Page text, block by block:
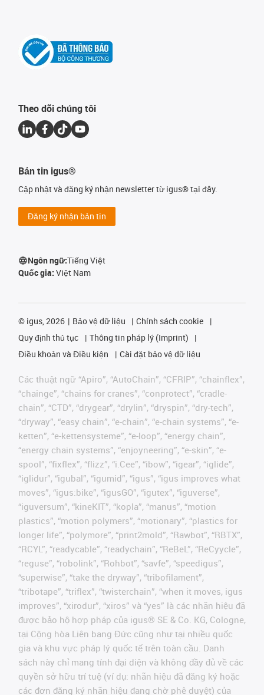
Theo dõi chúng tôi
Bản tin igus®
Cập nhật và đăng ký nhận newsletter từ igus® tại đây.
Đăng ký nhận bản tin
Ngôn ngữ:Tiếng Việt
Quốc gia: Việt Nam
© igus, 2026 Bảo vệ dữ liệu
Chính sách cookie
Quy định thủ tục
Thông tin pháp lý (Imprint)
Điều khoản và Điều kiện
Cài đặt bảo vệ dữ liệu
Các thuật ngữ “Apiro”, “AutoChain”, “CFRIP”, “chainflex”,
“chainge”, “chains for cranes”, “conprotect”, “cradle-
chain”, “CTD”, “drygear”, “drylin”, “dryspin”, “dry-tech”,
“dryway”, “easy chain”, “e-chain”, “e-chain systems”, “e-
ketten”, “e-kettensysteme”, “e-loop”, “energy chain”,
“energy chain systems”, “enjoyneering”, “e-skin”, “e-
spool”, “fixflex”, “flizz”, “i.Cee”, “ibow”, “igear”, “iglide”,
“iglidur”, “igubal”, “igumid”, “igus”, “igus improves what
moves”, “igus:bike”, “igusGO”, “igutex”, “iguverse”,
“iguversum”, “kineKIT”, “kopla”, “manus”, “motion
plastics”, “motion polymers”, “motionary”, “plastics for
longer life”, “polymore”, “print2mold”, “Rawbot”, “RBTX”,
“RCYL”, “readycable”, “readychain”, “ReBeL”, “ReCyycle”,
“reguse”, “robolink”, “Rohbot”, “savfe”, “speedigus”,
“superwise”, “take the dryway”, “tribofilament”,
“tribotape”, “triflex”, “twisterchain”, “when it moves, igus
improves”, “xirodur”, “xiros” và “yes” là các nhãn hiệu đã
được bảo hộ hợp pháp của igus® SE & Co. KG, Cologne,
tại Cộng hòa Liên bang Đức cũng như tại nhiều quốc
gia và khu vực pháp lý quốc tế trên toàn cầu. Danh
sách này chỉ mang tính đại diện và không đầy đủ về các
quyền sở hữu trí tuệ (ví dụ: nhãn hiệu đã đăng ký hoặc
các đơn đăng ký nhãn hiệu đang chờ phê duyệt) của